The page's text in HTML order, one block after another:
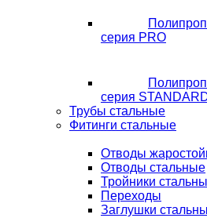
серия PRO
серия
Трубы стальные
Фитинги стальные
Отводы
Отводы стальные
Тройники
Переходы
Заглушки